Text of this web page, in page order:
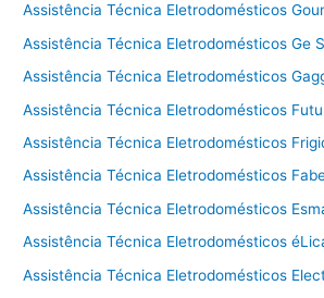
Assistência Técnica Eletrodomésticos
Assistência Técnica Eletrodomésticos Ge
Assistência Técnica Eletrodomésticos
Assistência Técnica Eletrodomésticos
Assistência Técnica Eletrodomésticos
Assistência Técnica Eletrodomésticos
Assistência Técnica Eletrodomésticos
Assistência Técnica Eletrodomésticos
Assistência Técnica Eletrodomésticos